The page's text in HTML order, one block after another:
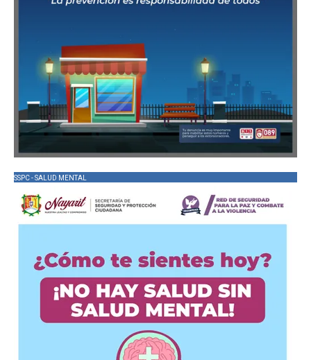
SSPC - SALUD MENTAL